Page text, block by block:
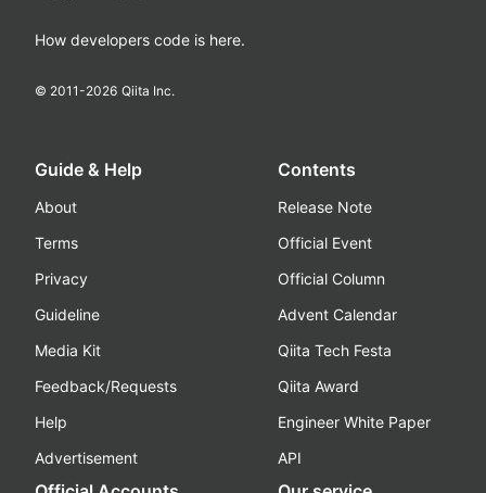
How developers code is here.
© 2011-2026 Qiita Inc.
Guide & Help
About
Terms
Privacy
Guideline
Media Kit
Feedback/Requests
Help
Advertisement
Contents
Release Note
Official Event
Official Column
Advent Calendar
Qiita Tech Festa
Qiita Award
Engineer White Paper
API